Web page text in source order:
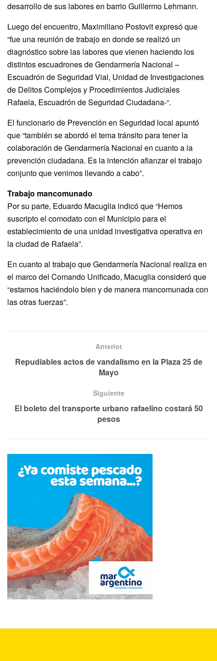
desarrollo de sus labores en barrio Guillermo Lehmann.
Luego del encuentro, Maximiliano Postovit expresó que
“fue una reunión de trabajo en donde se realizó un
diagnóstico sobre las labores que vienen haciendo los
distintos escuadrones de Gendarmería Nacional –
Escuadrón de Seguridad Vial, Unidad de Investigaciones
de Delitos Complejos y Procedimientos Judiciales
Rafaela, Escuadrón de Seguridad Ciudadana-“.
El funcionario de Prevención en Seguridad local apuntó
que “también se abordó el tema tránsito para tener la
colaboración de Gendarmería Nacional en cuanto a la
prevención ciudadana. Es la intención afianzar el trabajo
conjunto que venimos llevando a cabo”.
Trabajo mancomunado
Por su parte, Eduardo Macuglia indicó que “Hemos
suscripto el comodato con el Municipio para el
establecimiento de una unidad investigativa operativa en
la ciudad de Rafaela”.
En cuanto al trabajo que Gendarmería Nacional realiza en
el marco del Comando Unificado, Macuglia consideró que
“estamos haciéndolo bien y de manera mancomunada con
las otras fuerzas”.
Anteriot
Repudiables actos de vandalismo en la Plaza 25 de
Mayo
Siguiente
El boleto del transporte urbano rafaelino costará 50
pesos